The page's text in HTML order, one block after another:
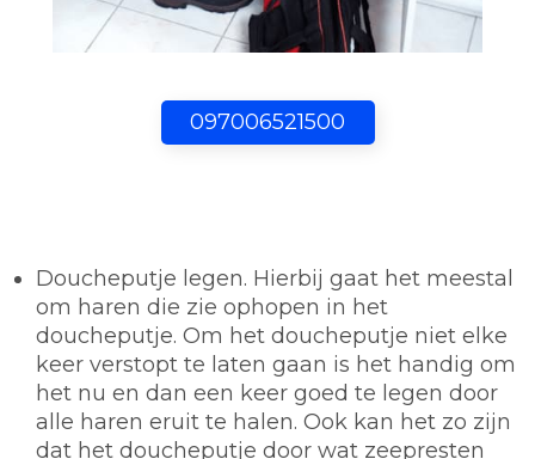
097006521500
Doucheputje legen. Hierbij gaat het meestal
om haren die zie ophopen in het
doucheputje. Om het doucheputje niet elke
keer verstopt te laten gaan is het handig om
het nu en dan een keer goed te legen door
alle haren eruit te halen. Ook kan het zo zijn
dat het doucheputje door wat zeepresten